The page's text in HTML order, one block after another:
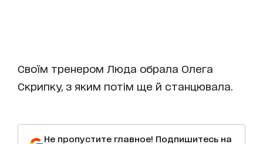
Своїм тренером Люда обрала Олега
Скрипку, з яким потім ще й станцювала.
Не пропустите главное! Подпишитесь на